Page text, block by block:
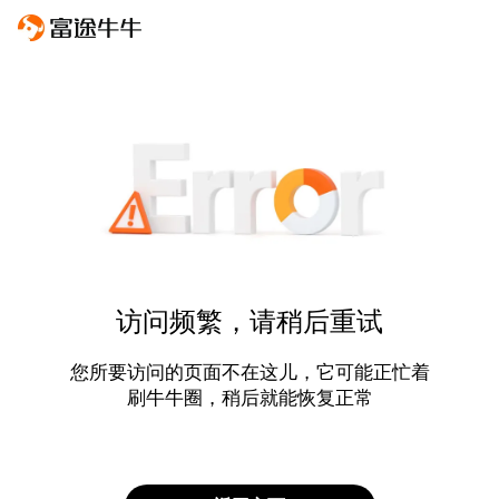
访问频繁，请稍后重试
您所要访问的页面不在这儿，它可能正忙着
刷牛牛圈，稍后就能恢复正常